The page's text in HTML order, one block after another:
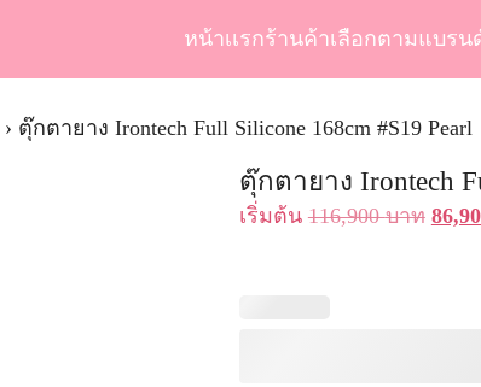
หน้าเเรกร้านค้าเลือกตามแบรน
› ตุ๊กตายาง Irontech Full Silicone 168cm #S19 Pearl
ตุ๊กตายาง Irontech
เริ่มต้น 116,900บาท